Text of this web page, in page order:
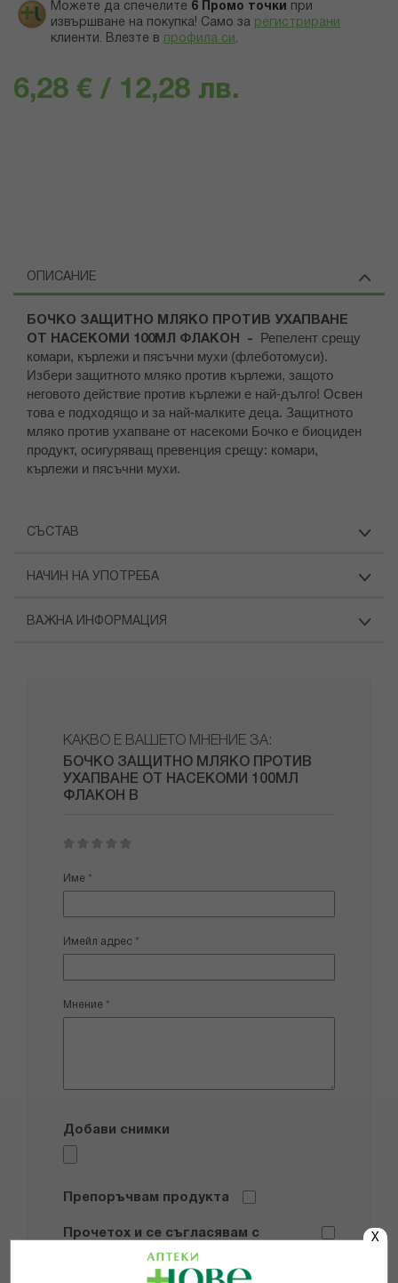
X
Можете да спечелите 6 Промо точки
при
извършване на покупка! Само за регистрирани
клиенти. Влезте в профила си .
6,28 € / 12,28 лв.
ОПИСАНИЕ
БОЧКО ЗАЩИТНО МЛЯКО ПРОТИВ УХАПВАНЕ
ОТ НАСЕКОМИ 100МЛ ФЛАКОН - Репелент срещу
комари, кърлежи и пясъчни мухи (флеботомуси).
Избери защитното мляко против кърлежи, защото
неговото действие против кърлежи е най-дълго! Освен
това е подходящо и за най-малките деца. Защитното
мляко против ухапване от насекоми Бочко е биоциден
продукт, осигуряващ превенция срещу: комари,
кърлежи и пясъчни мухи.
СЪСТАВ
НАЧИН НА УПОТРЕБА
ВАЖНА ИНФОРМАЦИЯ
КАКВО Е ВАШЕТО МНЕНИЕ ЗА:
БОЧКО ЗАЩИТНО МЛЯКО ПРОТИВ
УХАПВАНЕ ОТ НАСЕКОМИ 100МЛ
ФЛАКОН В
star
stars
stars
stars
stars
Име
Имейл адрес
Мнение
Добави снимки
Препоръчвам продукта
Прочетох и се съгласявам с
Общите условия и политиката за
поверителност *